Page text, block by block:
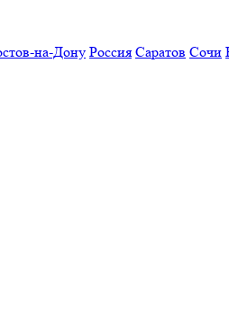
на-Дону Россия Саратов Сочи